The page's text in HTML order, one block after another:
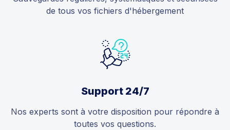
de tous vos fichiers d'hébergement
Support 24/7
Nos experts sont à votre disposition pour répondre à
toutes vos questions.